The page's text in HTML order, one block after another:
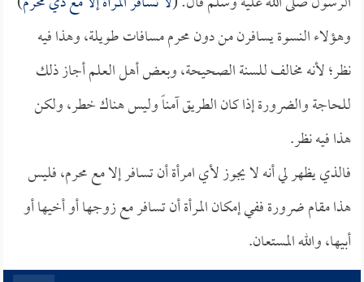
وهؤلاء النسوة يسافرن من دون محرم مسافات طويلة، وهذا فيه
نظر؛ لأنه مخالف للسنة الصحيحة، وبعض أهل العلم أجاز ذلك
للحاجة والضرورة إذا كان الطريق آمناً وليس هناك خطر، ولكن
هذا فيه نظر.
فالذي يظهر لي أنه لا يجوز لأي امرأة أن تسافر إلا مع محرم، فليس
هذا مقام ضرورة ففي إمكان المرأة أن تسافر مع زوجها أو أخيها أو
أبيها، والله المستعان.